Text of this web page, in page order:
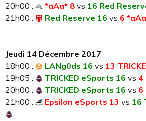
20h00 :
*aAa* 8 vs 16 Red
21h00 :
Red Reserve 16 vs 6
Jeudi 14 Décembre 2017
18h00 :
LANg0ds 16 vs 13
19h05 :
TRICKED eSports 16 vs 4
20h00 :
TRICKED eSports 16 vs 6
21h00 :
Epsilon eSports 13 vs 16